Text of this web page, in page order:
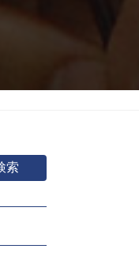
索